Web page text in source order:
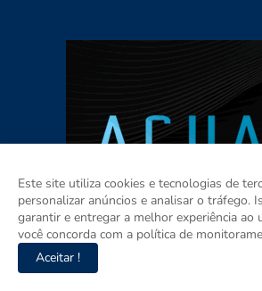
Este site utiliza cookies e tecnologias de
personalizar anúncios e analisar o tráfego.
garantir e entregar a melhor experiência ao
você concorda com a política de
Aceitar !